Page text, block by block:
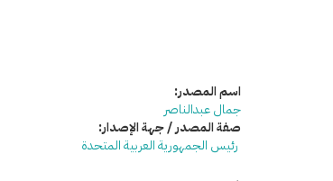
اسم المصدر:
جمال عبدالناصر
صفة المصدر / جهة الإصدار:
رئيس الجمهورية العربية المتحدة